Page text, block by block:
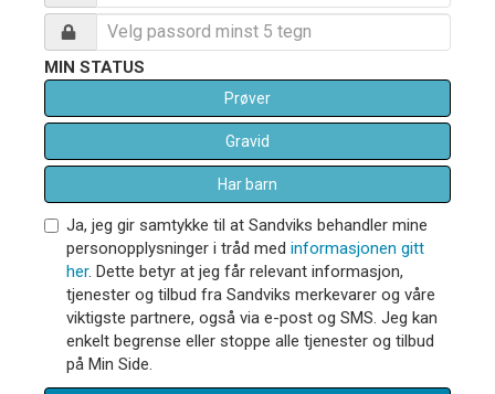
MIN STATUS
Prøver
Gravid
Har barn
Ja, jeg gir samtykke til at Sandviks behandler mine
personopplysninger i tråd med informasjonen gitt
her. Dette betyr at jeg får relevant informasjon,
tjenester og tilbud fra Sandviks merkevarer og våre
viktigste partnere, også via e-post og SMS. Jeg kan
enkelt begrense eller stoppe alle tjenester og tilbud
på Min Side.